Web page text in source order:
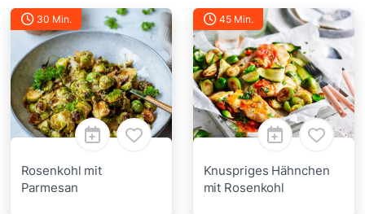
30 Min.
Rosenkohl mit
Parmesan
45 Min.
Knuspriges Hähnchen
mit Rosenkohl